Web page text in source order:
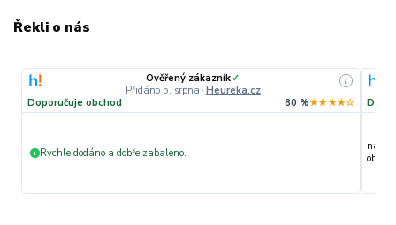
Řekli o nás
Ověřený zákazník✓
Přidáno 5. srpna · Heureka.cz
i
Doporučuje obchod 80 %★★★★☆
+ Rychle dodáno a dobře zabaleno.